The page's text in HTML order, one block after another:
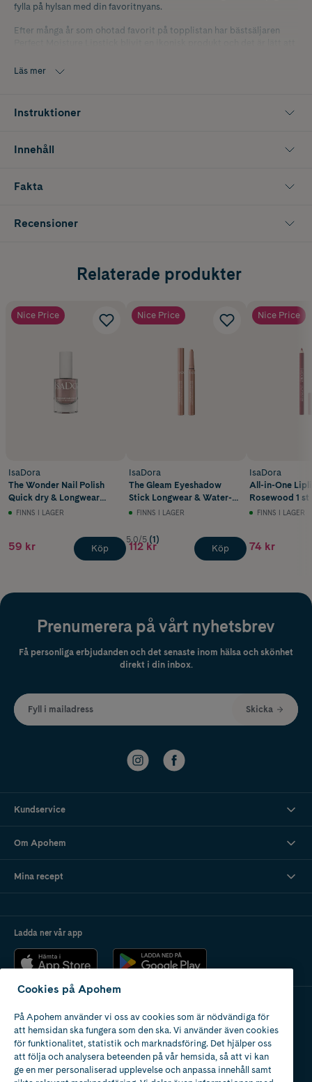
fylla på hylsan med din favoritnyans.
Efter många år som ohotad favorit på topplistan har bästsäljaren
pigmenterad och berikad med vårdande ingredienser som lämnar
du applicerar läppstiftet, det ger ett extra hållbart resultat.
Läs mer
Instruktioner
Innehåll
Fakta
Recensioner
Relaterade produkter
Nice Price
IsaDora
The Wonder Nail Polish
Quick dry & Longwear
199 Glacé
FINNS I LAGER
59 kr Köp
Nice Price
IsaDora
The Gleam Eyeshadow
Stick Longwear & Water-
Resistant 50 Rose Beige
FINNS I LAGER
5.0/5 (1)
112 kr Köp
Nice Price
IsaDora
All-in-One
Rosewood 1 st
FINNS I LAGER
74 kr
Prenumerera på vårt nyhetsbrev
Få personliga erbjudanden och det senaste inom hälsa och skönhet
direkt i din inbox.
Fyll i mailadress Skicka
Kundservice
Om Apohem
Mina recept
Ladda ner vår app
Apotek med tillstånd
av Läkemedelsverket
Cookies på Apohem
På Apohem använder vi oss av cookies som är nödvändiga för
att hemsidan ska fungera som den ska. Vi använder även cookies
för funktionalitet, statistik och marknadsföring. Det hjälper oss
att följa och analysera beteenden på vår hemsida, så att vi kan
ge en mer personaliserad upplevelse och anpassa innehåll samt